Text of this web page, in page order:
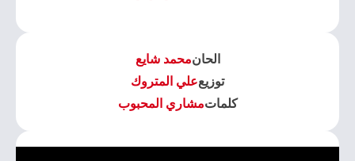
الحانمحمد شايع
توزيععلي المتروك
كلماتمشاري المحبوب